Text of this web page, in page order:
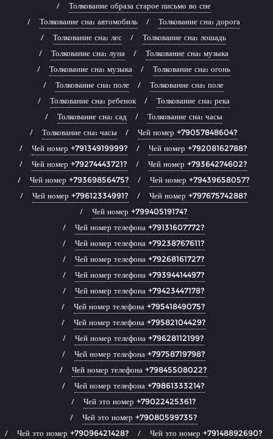
Толкование образа старое письмо во сне
Толкование сна: автомобиль
Толкование сна: дорога
Толкование сна: лес
Толкование сна: лошадь
Толкование сна: луна
Толкование сна: музыка
Толкование сна: музыка
Толкование сна: огонь
Толкование сна: поле
Толкование сна: поле
Толкование сна: ребенок
Толкование сна: река
Толкование сна: сад
Толкование сна: часы
Толкование сна: часы
Чей номер +79057848604?
Чей номер +79134919999?
Чей номер +79208162788?
Чей номер +79274443721?
Чей номер +79364274602?
Чей номер +79369856475?
Чей номер +79439658057?
Чей номер +79612334991?
Чей номер +79767574288?
Чей номер +79940519174?
Чей номер телефона +79131607772?
Чей номер телефона +79238767611?
Чей номер телефона +79268161727?
Чей номер телефона +79394414497?
Чей номер телефона +79423447178?
Чей номер телефона +79541849075?
Чей номер телефона +79582104429?
Чей номер телефона +79628112199?
Чей номер телефона +79758719798?
Чей номер телефона +79845508022?
Чей номер телефона +79861333214?
Чей это номер +79022425361?
Чей это номер +79080599735?
Чей это номер +79096421428?
Чей это номер +79148892690?